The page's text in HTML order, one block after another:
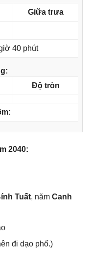
Giữa trưa
40 phút
Độ tròn
2040:
Tuất, năm Canh
đi dạo phố.)